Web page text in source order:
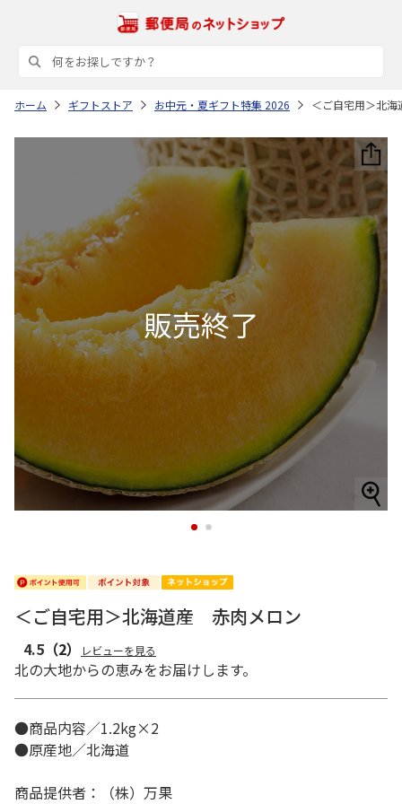
ホーム ギフトストア お中元・夏ギフト特集 2026 ＜ご自宅用＞北
1 2
＜ご自宅用＞北海道産 赤肉メロン
4.5 （2） レビューを見る
北の大地からの恵みをお届けします。
●商品内容／1.2kg×2
●原産地／北海道
商品提供者：（株）万果